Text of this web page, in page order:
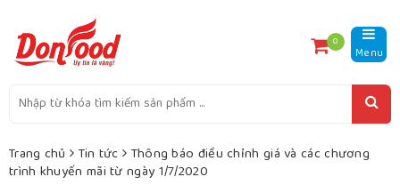
0
Menu
Trang chủ Tin tức Thông báo điều chỉnh giá và các chương
trình khuyến mãi từ ngày 1/7/2020